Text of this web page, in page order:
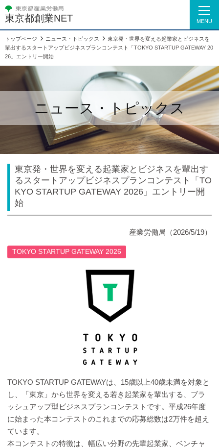
東京都創業NET MENU
トップページ ニュース・トピックス
東京発・世界を変える起業家とビジネスを
輩出するスタートアップビジネスプランコンテスト「TOKYO STARTUP GATEWAY 20
26」エントリー開始
ニュース・トピックス
東京発・世界を変える起業家とビジネスを輩出す
るスタートアップビジネスプランコンテスト「TO
KYO STARTUP GATEWAY 2026」エントリー開
始
産業労働局（2026/5/19）
TOKYO STARTUP GATEWAY 2026
TOKYO STARTUP GATEWAYは、15歳以上40歳未満を対象と
し、「東京」から世界を変える若き起業家を輩出する、ブラ
ッシュアップ型ビジネスプランコンテストです。平成26年度
に始まった本コンテストのこれまでの応募総数は2万件を超え
ています。
本コンテストの特徴は、幅広い分野の先輩起業家、ベンチャ